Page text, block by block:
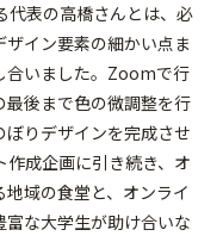
代表の高橋さんとは、必
イン要素の細かい点ま
合いました。Zoomで行
後まで色の微調整を行
りデザインを完成させ
成企画に引き続き、オ
域の食堂と、オンライ
な大学生が助け合いな